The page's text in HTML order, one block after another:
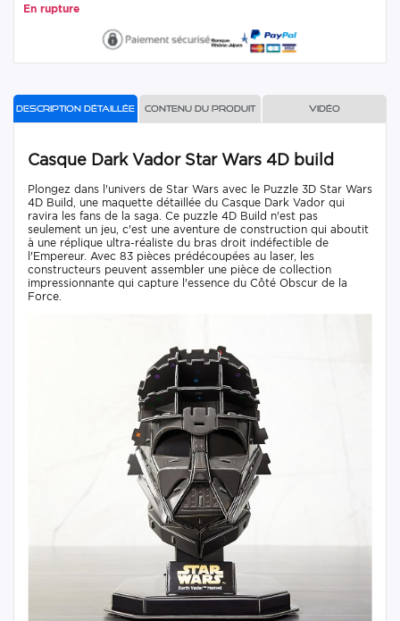
En rupture
Description détaillée Contenu du produit Vidéo
Casque Dark Vador Star Wars 4D build
Plongez dans l'univers de Star Wars avec le Puzzle 3D Star Wars
4D Build, une maquette détaillée du Casque Dark Vador qui
ravira les fans de la saga. Ce puzzle 4D Build n'est pas
seulement un jeu, c'est une aventure de construction qui aboutit
à une réplique ultra-réaliste du bras droit indéfectible de
l'Empereur. Avec 83 pièces prédécoupées au laser, les
constructeurs peuvent assembler une pièce de collection
impressionnante qui capture l'essence du Côté Obscur de la
Force.